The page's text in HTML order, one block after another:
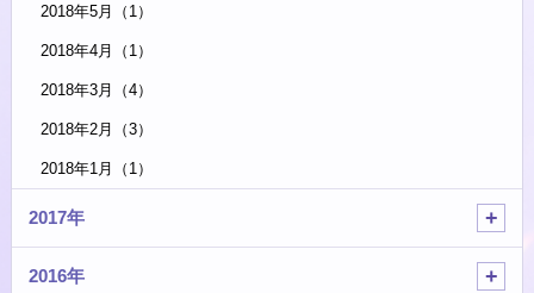
2018年5月（1）
2018年4月（1）
2018年3月（4）
2018年2月（3）
2018年1月（1）
2017年
2016年